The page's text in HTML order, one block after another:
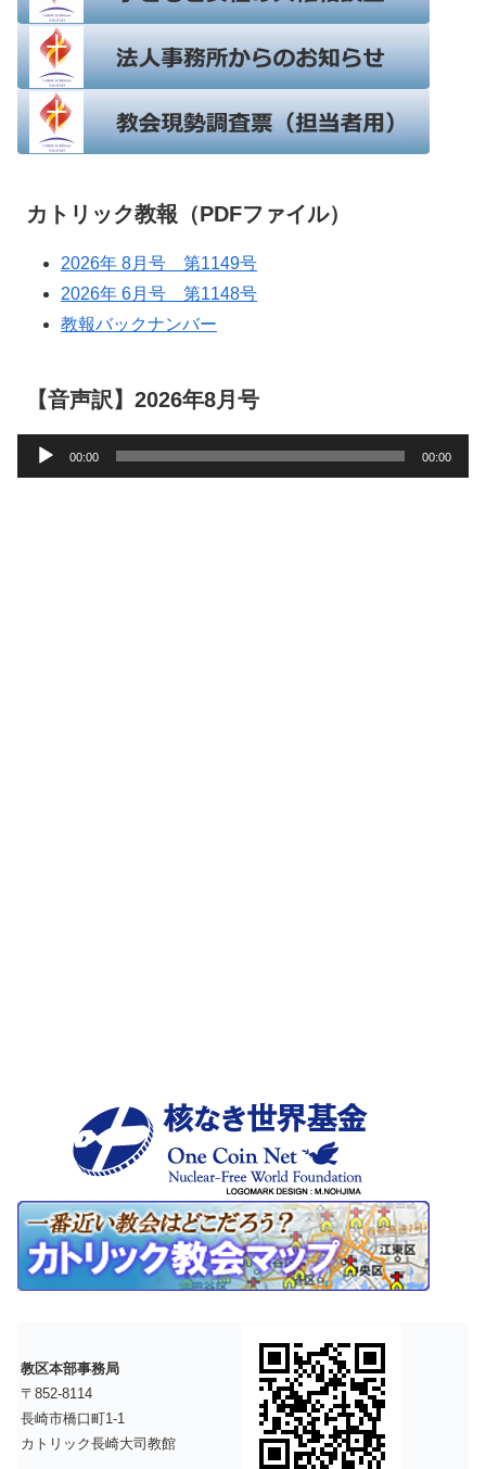
カトリック教報（PDFファイル）
2026年 8月号 第1149号
2026年 6月号 第1148号
教報バックナンバー
【音声訳】2026年8月号
声
00:00 00:00
教区本部事務局
〒852-8114
長崎市橋口町1-1
カトリック長崎大司教館